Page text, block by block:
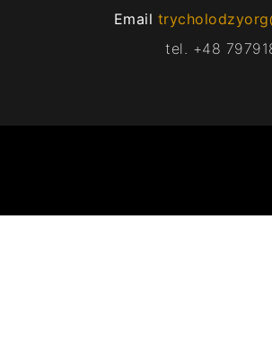
Email
tel. +48